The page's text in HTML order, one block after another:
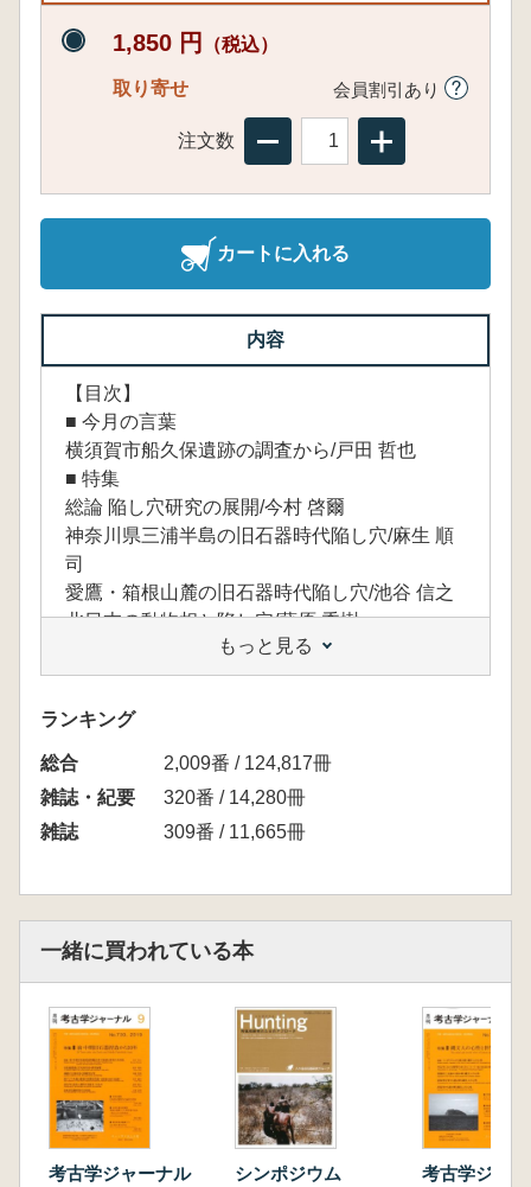
1,850 円 （税込）
取り寄せ 会員割引あり
注文数
カートに入れる
内容
【目次】
■ 今月の言葉
横須賀市船久保遺跡の調査から/戸田 哲也
■ 特集
総論 陥し穴研究の展開/今村 啓爾
神奈川県三浦半島の旧石器時代陥し穴/麻生 順
司
愛鷹・箱根山麓の旧石器時代陥し穴/池谷 信之
北日本の動物相と陥し穴/藤原 秀樹
縄文時代に追い込み陥し穴猟は行われたか/中
村 信博
韓国考古学における陥し穴研究の進展/庄田 慎
■ 考古学史の散策〈18〉
和歌山県の考古学史散歩/窪田 照久
■ 大学の考古学実習
もっと見る
ランキング
総合
2,009番 / 124,817冊
雑誌・紀要
320番 / 14,280冊
雑誌
309番 / 11,665冊
一緒に買われている本
考古学ジャーナル
シンポジウム
考古学ジャ